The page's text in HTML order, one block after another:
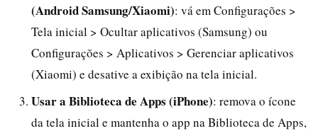
(Android Samsung/Xiaomi): vá em Configurações >
Tela inicial > Ocultar aplicativos (Samsung) ou
Configurações > Aplicativos > Gerenciar aplicativos
(Xiaomi) e desative a exibição na tela inicial.
Usar a Biblioteca de Apps (iPhone): remova o ícone
da tela inicial e mantenha o app na Biblioteca de Apps,